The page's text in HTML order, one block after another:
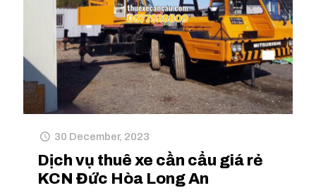
30 December, 2023
Dịch vụ thuê xe cần cẩu giá rẻ
KCN Đức Hòa Long An